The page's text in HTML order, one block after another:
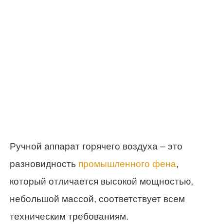
Ручной аппарат горячего воздуха – это
разновидность промышленного фена,
который отличается высокой мощностью,
небольшой массой, соответствует всем
техническим требованиям.